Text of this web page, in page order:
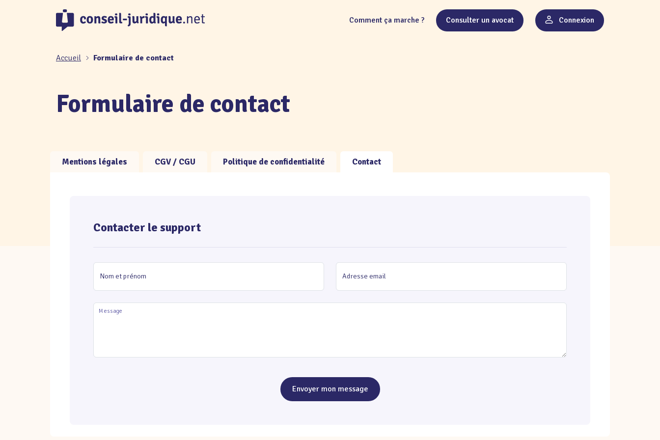
Comment ça marche ? Consulter un avocat Connexion
Accueil Formulaire de contact
Formulaire de contact
Mentions légales CGV / CGU Politique de confidentialité Contact
Contacter le support
Nom et prénom Adresse email
Message
Envoyer mon message